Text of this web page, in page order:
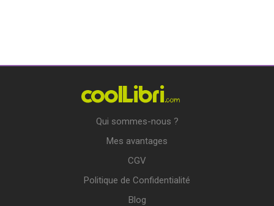
Qui sommes-nous ?
Mes avantages
CGV
Politique de Confidentialité
Blog